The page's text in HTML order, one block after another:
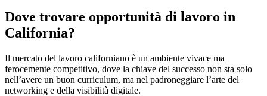
Dove trovare opportunità di lavoro in
California?
Il mercato del lavoro californiano è un ambiente vivace ma
ferocemente competitivo, dove la chiave del successo non sta solo
nell’avere un buon curriculum, ma nel padroneggiare l’arte del
networking e della visibilità digitale.